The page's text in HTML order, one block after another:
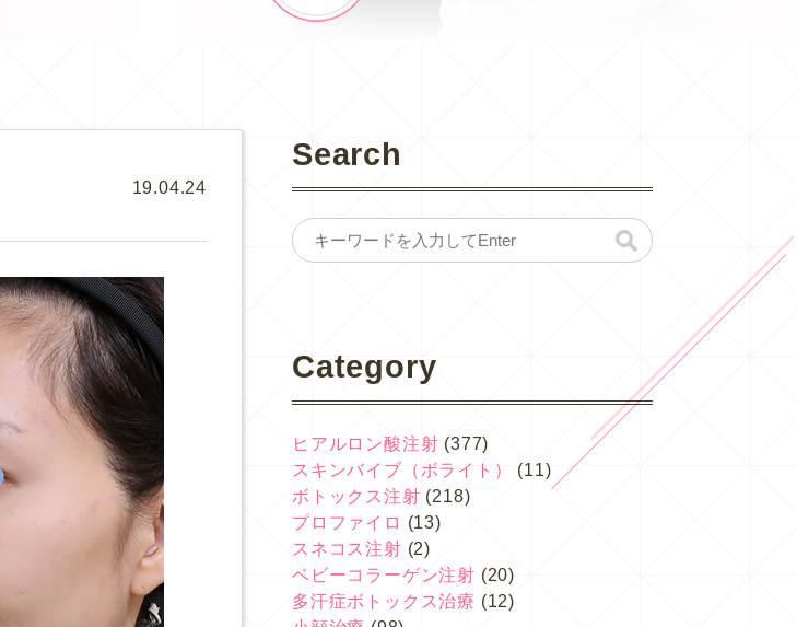
19.04.24
Search
Category
ヒアルロン酸注射 (377)
スキンバイブ（ボライト）
(11)
ボトックス注射 (218)
プロファイロ (13)
スネコス注射 (2)
ベビーコラーゲン注射 (20)
多汗症ボトックス治療 (12)